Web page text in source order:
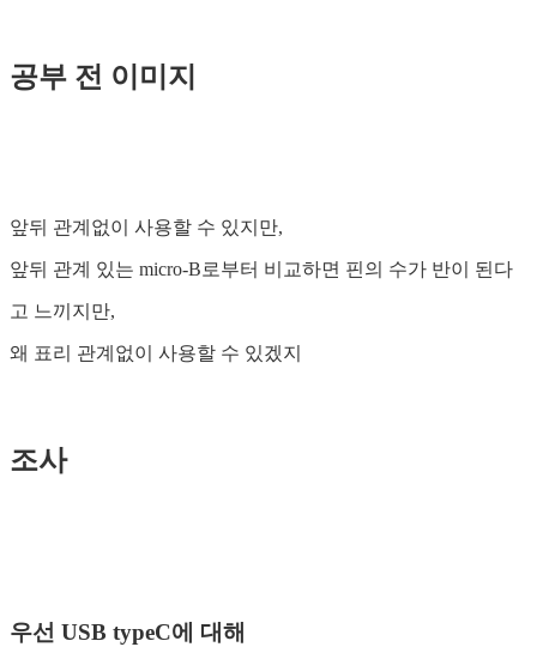
공부 전 이미지
앞뒤 관계없이 사용할 수 있지만,
앞뒤 관계 있는 micro-B로부터 비교하면 핀의 수가 반이 된다
고 느끼지만,
왜 표리 관계없이 사용할 수 있겠지
조사
우선 USB typeC에 대해